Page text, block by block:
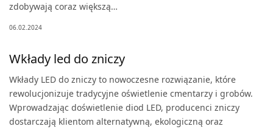
zdobywają coraz większą…
06.02.2024
Wkłady led do zniczy
Wkłady LED do zniczy to nowoczesne rozwiązanie, które
rewolucjonizuje tradycyjne oświetlenie cmentarzy i grobów.
Wprowadzając doświetlenie diod LED, producenci zniczy
dostarczają klientom alternatywną, ekologiczną oraz